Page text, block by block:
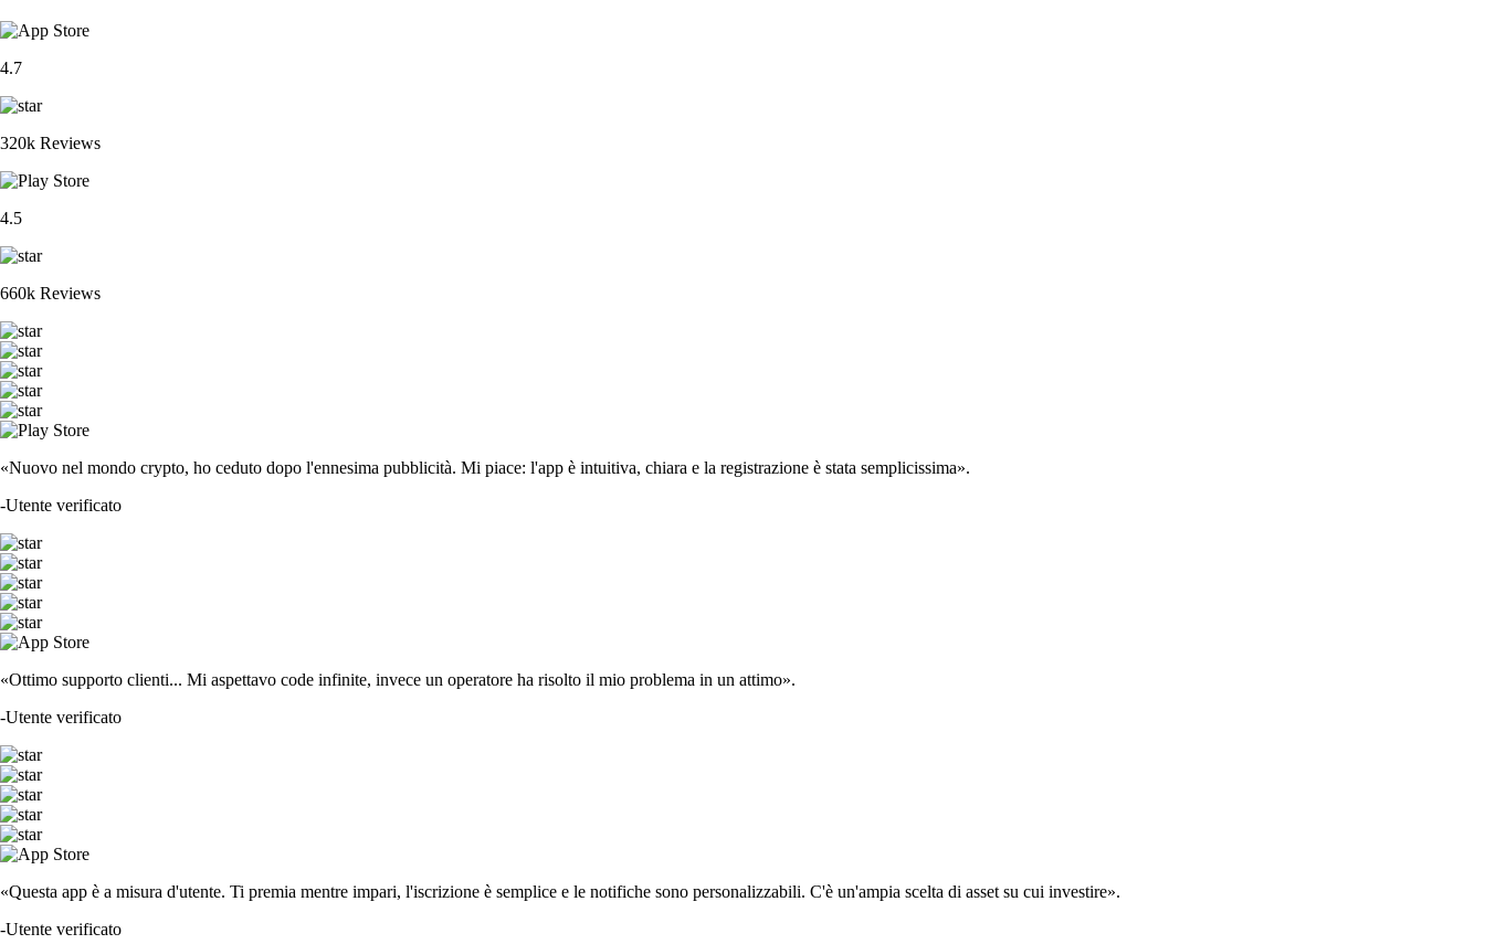
4.7
320k Reviews
4.5
660k Reviews
«Nuovo nel mondo crypto, ho ceduto dopo l'ennesima pubblicità. Mi piace: l'app è intuitiva, chiara e la registrazione è stata semplicissima».
-Utente verificato
«Ottimo supporto clienti... Mi aspettavo code infinite, invece un operatore ha risolto il mio problema in un attimo».
-Utente verificato
«Questa app è a misura d'utente. Ti premia mentre impari, l'iscrizione è semplice e le notifiche sono personalizzabili. C'è un'ampia scelta di asset su cui investire».
-Utente verificato